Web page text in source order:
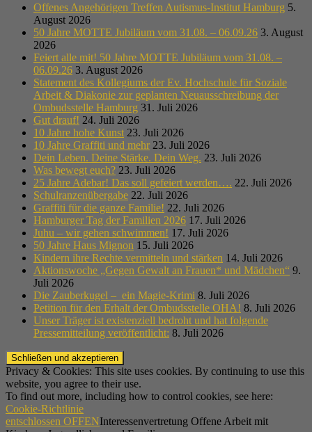
Offenes Angehörigen Treffen Autismus-Institut Hamburg 5.
August 2026
50 Jahre MOTTE Jubiläum vom 31.08. – 06.09.26 3. August
2026
Feiert alle mit! 50 Jahre MOTTE Jubiläum vom 31.08. –
06.09.26 3. August 2026
Statement des Kollegiums der Ev. Hochschule für Soziale
Arbeit & Diakonie zur geplanten Neuausschreibung der
Ombudsstelle Hamburg 31. Juli 2026
Gut drauf! 24. Juli 2026
10 Jahre hohe Kunst 23. Juli 2026
10 Jahre Graffiti und mehr 23. Juli 2026
Dein Leben. Deine Stärke. Dein Weg. 23. Juli 2026
Was bewegt euch? 23. Juli 2026
25 Jahre Adebar! Das soll gefeiert werden…. 22. Juli 2026
Schulranzenübergabe 22. Juli 2026
Graffiti für die ganze Familie! 22. Juli 2026
Hamburger Tag der Familien 2026 17. Juli 2026
Juhu – wir gehen schwimmen! 17. Juli 2026
50 Jahre Haus Mignon 15. Juli 2026
Kindern ihre Rechte vermitteln und stärken 14. Juli 2026
Aktionswoche „Gegen Gewalt an Frauen* und Mädchen“ 9.
Juli 2026
Die Zauberkugel – ein Magie-Krimi 8. Juli 2026
Petition für den Erhalt der Ombudsstelle OHA! 8. Juli 2026
Unser Träger ist existenziell bedroht und hat folgende
Pressemitteilung veröffentlicht: 8. Juli 2026
Privacy & Cookies: This site uses cookies. By continuing to use this
website, you agree to their use.
To find out more, including how to control cookies, see here:
Cookie-Richtlinie
entschlossen OFFENInteressenvertretung Offene Arbeit mit